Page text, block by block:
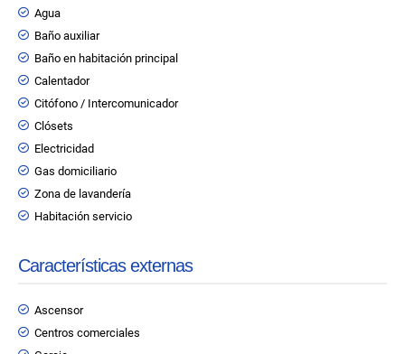
Agua
Baño auxiliar
Baño en habitación principal
Calentador
Citófono / Intercomunicador
Clósets
Electricidad
Gas domiciliario
Zona de lavandería
Habitación servicio
Características externas
Ascensor
Centros comerciales